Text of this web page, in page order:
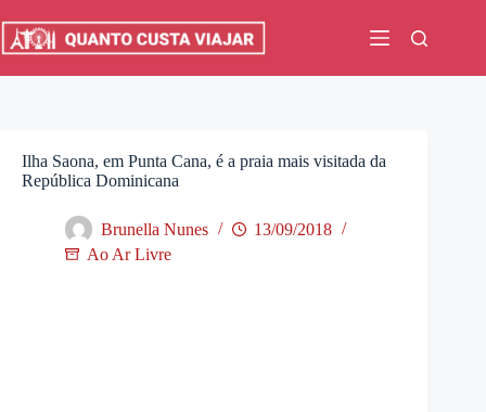
para
Ilha Saona, em Punta Cana, é a praia mais visitada da
República Dominicana
Brunella Nunes
13/09/2018
Ao Ar Livre